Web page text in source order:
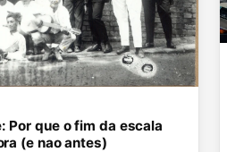
Por que o fim da escala
(e nao antes)